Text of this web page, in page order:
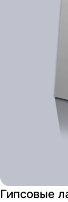
Гипсовые